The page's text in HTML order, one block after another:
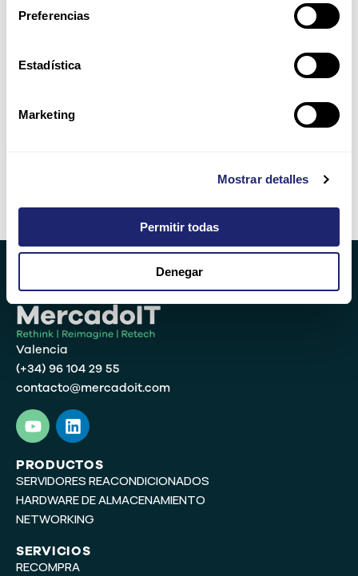
Preferencias
Estadística
Marketing
Mostrar detalles
Permitir todas
Denegar
navegador para la próxima vez que comente.
Alternative:
Valencia
(+34) 96 104 29 55
contacto@mercadoit.com
Y
o
u
t
u
b
e
L
i
n
k
e
d
i
PRODUCTOS
SERVIDORES REACONDICIONADOS
HARDWARE DE ALMACENAMIENTO
NETWORKING
SERVICIOS
RECOMPRA